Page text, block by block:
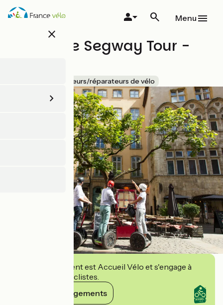
Aller
au
close
Menu
Gyropode Segway Tour -
Loueurs/réparateurs de vélo
Cet établissement est Accueil Vélo et s'engage à
accueillir des cyclistes.
Voir ses engagements